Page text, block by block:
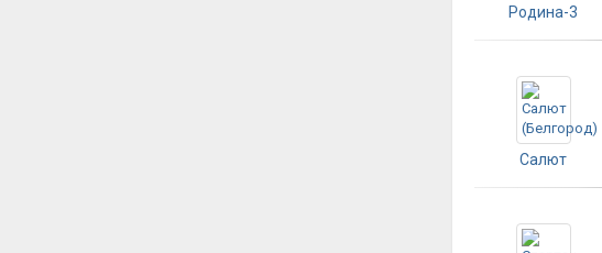
Родина-3
Салют